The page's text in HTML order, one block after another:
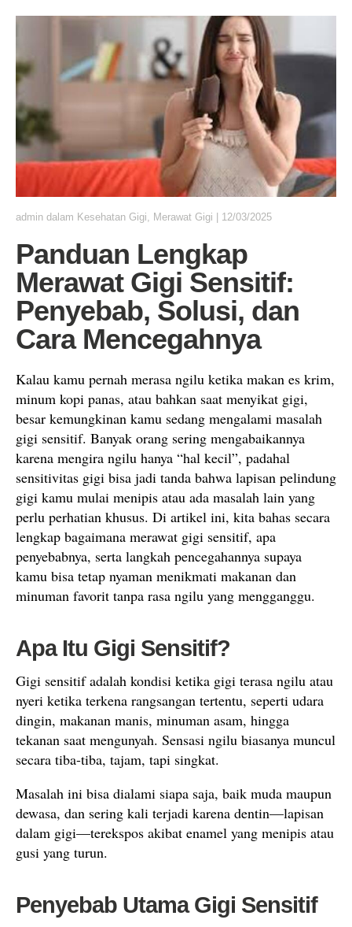
admin dalam Kesehatan Gigi Merawat Gigi | 12/03/2025
Panduan Lengkap
Merawat Gigi Sensitif:
Penyebab, Solusi, dan
Cara Mencegahnya
Kalau kamu pernah merasa ngilu ketika makan es krim,
minum kopi panas, atau bahkan saat menyikat gigi,
besar kemungkinan kamu sedang mengalami masalah
gigi sensitif. Banyak orang sering mengabaikannya
karena mengira ngilu hanya “hal kecil”, padahal
sensitivitas gigi bisa jadi tanda bahwa lapisan pelindung
gigi kamu mulai menipis atau ada masalah lain yang
perlu perhatian khusus. Di artikel ini, kita bahas secara
lengkap bagaimana merawat gigi sensitif, apa
penyebabnya, serta langkah pencegahannya supaya
kamu bisa tetap nyaman menikmati makanan dan
minuman favorit tanpa rasa ngilu yang mengganggu.
Apa Itu Gigi Sensitif?
Gigi sensitif adalah kondisi ketika gigi terasa ngilu atau
nyeri ketika terkena rangsangan tertentu, seperti udara
dingin, makanan manis, minuman asam, hingga
tekanan saat mengunyah. Sensasi ngilu biasanya muncul
secara tiba-tiba, tajam, tapi singkat.
Masalah ini bisa dialami siapa saja, baik muda maupun
dewasa, dan sering kali terjadi karena dentin—lapisan
dalam gigi—terekspos akibat enamel yang menipis atau
gusi yang turun.
Penyebab Utama Gigi Sensitif